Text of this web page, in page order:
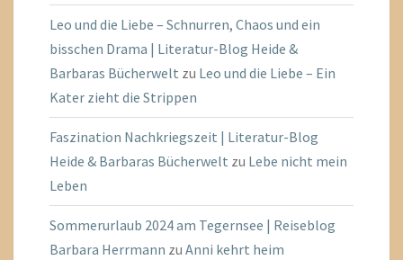
Leo und die Liebe – Schnurren, Chaos und ein
bisschen Drama | Literatur-Blog Heide &
Barbaras Bücherwelt zu Leo und die Liebe – Ein
Kater zieht die Strippen
Faszination Nachkriegszeit | Literatur-Blog
Heide & Barbaras Bücherwelt zu Lebe nicht mein
Leben
Sommerurlaub 2024 am Tegernsee | Reiseblog
Barbara Herrmann zu Anni kehrt heim